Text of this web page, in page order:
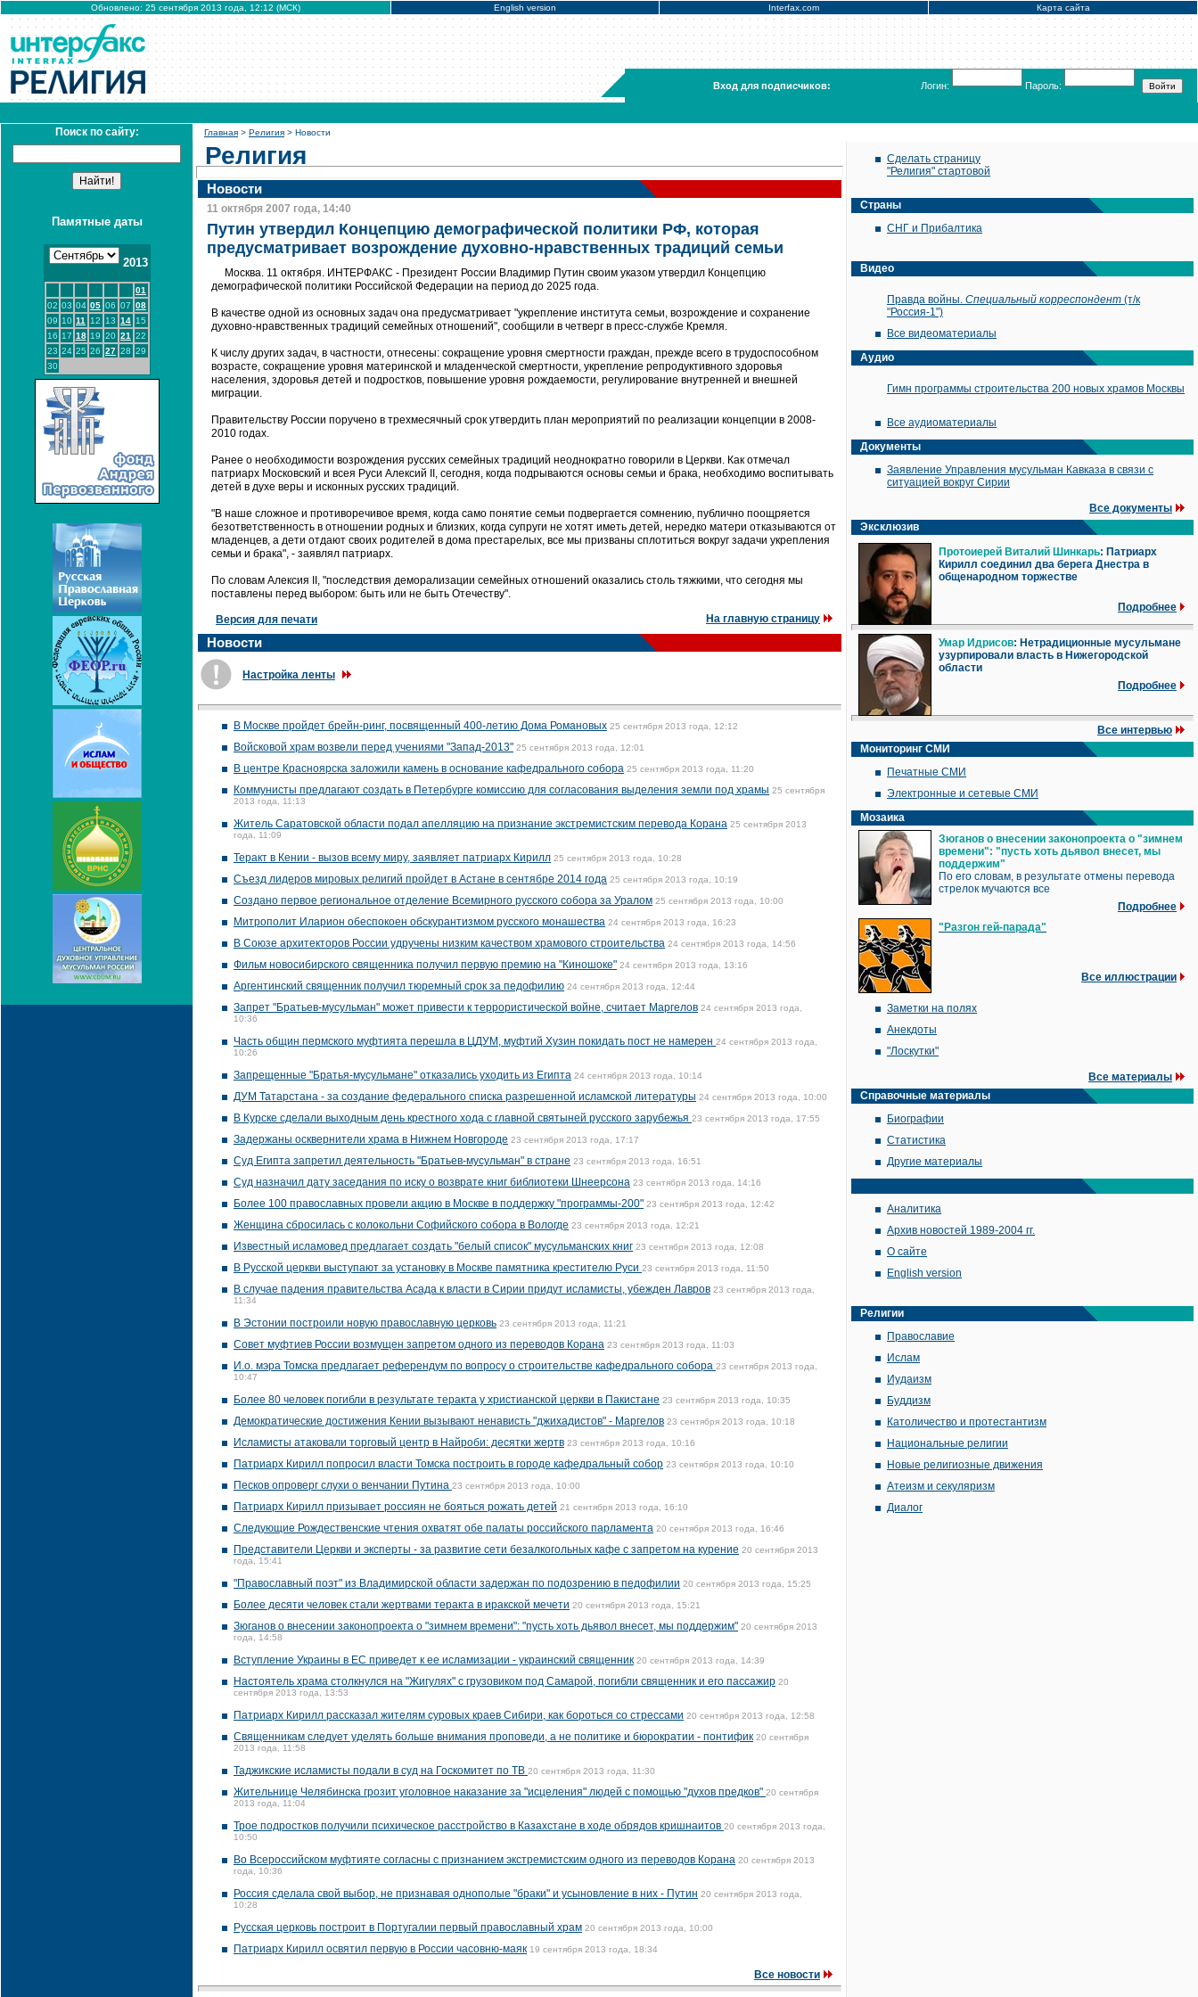
Обновлено: 25 сентября 2013 года, 12:12 (МСК) English version Interfax.com Карта сайта
Вход для подписчиков: Логин: Пароль:
Поиск по сайту:
Памятные даты
2013
01
02 03 04 05 06 07 08
09 10 11 12 13 14 15
16 17 18 19 20 21
22
23 24 25 26 27 28 29
30
Главная > Религия > Новости
Религия
Новости
11 октября 2007 года, 14:40
Путин утвердил Концепцию демографической политики РФ, которая
предусматривает возрождение духовно-нравственных традиций семьи
Москва. 11 октября. ИНТЕРФАКС - Президент России Владимир Путин своим указом утвердил Концепцию
демографической политики Российской Федерации на период до 2025 года.
В качестве одной из основных задач она предусматривает "укрепление института семьи, возрождение и сохранение
духовно-нравственных традиций семейных отношений", сообщили в четверг в пресс-службе Кремля.
К числу других задач, в частности, отнесены: сокращение уровня смертности граждан, прежде всего в трудоспособном
возрасте, сокращение уровня материнской и младенческой смертности, укрепление репродуктивного здоровья
населения, здоровья детей и подростков, повышение уровня рождаемости, регулирование внутренней и внешней
миграции.
Правительству России поручено в трехмесячный срок утвердить план мероприятий по реализации концепции в 2008-
2010 годах.
Ранее о необходимости возрождения русских семейных традиций неоднократно говорили в Церкви. Как отмечал
патриарх Московский и всея Руси Алексий II, сегодня, когда подрываются основы семьи и брака, необходимо воспитывать
детей в духе веры и исконных русских традиций.
"В наше сложное и противоречивое время, когда само понятие семьи подвергается сомнению, публично поощряется
безответственность в отношении родных и близких, когда супруги не хотят иметь детей, нередко матери отказываются от
младенцев, а дети отдают своих родителей в дома престарелых, все мы призваны сплотиться вокруг задачи укрепления
семьи и брака", - заявлял патриарх.
По словам Алексия II, "последствия деморализации семейных отношений оказались столь тяжкими, что сегодня мы
поставлены перед выбором: быть или не быть Отечеству".
Версия для печати На главную страницу
Новости
Настройка ленты
В Москве пройдет брейн-ринг, посвященный 400-летию Дома Романовых 25 сентября 2013 года, 12:12
Войсковой храм возвели перед учениями "Запад-2013" 25 сентября 2013 года, 12:01
В центре Красноярска заложили камень в основание кафедрального собора 25 сентября 2013 года, 11:20
Коммунисты предлагают создать в Петербурге комиссию для согласования выделения земли под храмы 25 сентября
2013 года, 11:13
Житель Саратовской области подал апелляцию на признание экстремистским перевода Корана 25 сентября 2013
года, 11:09
Теракт в Кении - вызов всему миру, заявляет патриарх Кирилл 25 сентября 2013 года, 10:28
Съезд лидеров мировых религий пройдет в Астане в сентябре 2014 года 25 сентября 2013 года, 10:19
Создано первое региональное отделение Всемирного русского собора за Уралом 25 сентября 2013 года, 10:00
Митрополит Иларион обеспокоен обскурантизмом русского монашества 24 сентября 2013 года, 16:23
В Союзе архитекторов России удручены низким качеством храмового строительства 24 сентября 2013 года, 14:56
Фильм новосибирского священника получил первую премию на "Киношоке" 24 сентября 2013 года, 13:16
Аргентинский священник получил тюремный срок за педофилию 24 сентября 2013 года, 12:44
Запрет "Братьев-мусульман" может привести к террористической войне, считает Маргелов 24 сентября 2013 года,
10:36
Часть общин пермского муфтията перешла в ЦДУМ, муфтий Хузин покидать пост не намерен 24 сентября 2013 года,
10:26
Запрещенные "Братья-мусульмане" отказались уходить из Египта 24 сентября 2013 года, 10:14
ДУМ Татарстана - за создание федерального списка разрешенной исламской литературы 24 сентября 2013 года, 10:00
В Курске сделали выходным день крестного хода с главной святыней русского зарубежья 23 сентября 2013 года, 17:55
Задержаны осквернители храма в Нижнем Новгороде 23 сентября 2013 года, 17:17
Суд Египта запретил деятельность "Братьев-мусульман" в стране 23 сентября 2013 года, 16:51
Суд назначил дату заседания по иску о возврате книг библиотеки Шнеерсона 23 сентября 2013 года, 14:16
Более 100 православных провели акцию в Москве в поддержку "программы-200" 23 сентября 2013 года, 12:42
Женщина сбросилась с колокольни Софийского собора в Вологде 23 сентября 2013 года, 12:21
Известный исламовед предлагает создать "белый список" мусульманских книг 23 сентября 2013 года, 12:08
В Русской церкви выступают за установку в Москве памятника крестителю Руси 23 сентября 2013 года, 11:50
В случае падения правительства Асада к власти в Сирии придут исламисты, убежден Лавров 23 сентября 2013 года,
11:34
В Эстонии построили новую православную церковь 23 сентября 2013 года, 11:21
Совет муфтиев России возмущен запретом одного из переводов Корана 23 сентября 2013 года, 11:03
И.о. мэра Томска предлагает референдум по вопросу о строительстве кафедрального собора 23 сентября 2013 года,
10:47
Более 80 человек погибли в результате теракта у христианской церкви в Пакистане 23 сентября 2013 года, 10:35
Демократические достижения Кении вызывают ненависть "джихадистов" - Маргелов 23 сентября 2013 года, 10:18
Исламисты атаковали торговый центр в Найроби: десятки жертв 23 сентября 2013 года, 10:16
Патриарх Кирилл попросил власти Томска построить в городе кафедральный собор 23 сентября 2013 года, 10:10
Песков опроверг слухи о венчании Путина 23 сентября 2013 года, 10:00
Патриарх Кирилл призывает россиян не бояться рожать детей 21 сентября 2013 года, 16:10
Следующие Рождественские чтения охватят обе палаты российского парламента 20 сентября 2013 года, 16:46
Представители Церкви и эксперты - за развитие сети безалкогольных кафе с запретом на курение 20 сентября 2013
года, 15:41
"Православный поэт" из Владимирской области задержан по подозрению в педофилии 20 сентября 2013 года, 15:25
Более десяти человек стали жертвами теракта в иракской мечети 20 сентября 2013 года, 15:21
Зюганов о внесении законопроекта о "зимнем времени": "пусть хоть дьявол внесет, мы поддержим" 20 сентября 2013
года, 14:58
Вступление Украины в ЕС приведет к ее исламизации - украинский священник 20 сентября 2013 года, 14:39
Настоятель храма столкнулся на "Жигулях" с грузовиком под Самарой, погибли священник и его пассажир 20
сентября 2013 года, 13:53
Патриарх Кирилл рассказал жителям суровых краев Сибири, как бороться со стрессами 20 сентября 2013 года, 12:58
Священникам следует уделять больше внимания проповеди, а не политике и бюрократии - понтифик 20 сентября
2013 года, 11:58
Таджикские исламисты подали в суд на Госкомитет по ТВ 20 сентября 2013 года, 11:30
Жительнице Челябинска грозит уголовное наказание за "исцеления" людей с помощью "духов предков" 20 сентября
2013 года, 11:04
Трое подростков получили психическое расстройство в Казахстане в ходе обрядов кришнаитов 20 сентября 2013 года,
10:50
Во Всероссийском муфтияте согласны с признанием экстремистским одного из переводов Корана 20 сентября 2013
года, 10:36
Россия сделала свой выбор, не признавая однополые "браки" и усыновление в них - Путин 20 сентября 2013 года,
10:28
Русская церковь построит в Португалии первый православный храм 20 сентября 2013 года, 10:00
Патриарх Кирилл освятил первую в России часовню-маяк 19 сентября 2013 года, 18:34
Все новости
Сделать страницу
"Религия" стартовой
Страны
СНГ и Прибалтика
Видео
Правда войны. Специальный корреспондент (т/к
"Россия-1")
Все видеоматериалы
Аудио
Гимн программы строительства 200 новых храмов Москвы
Все аудиоматериалы
Документы
Заявление Управления мусульман Кавказа в связи с
ситуацией вокруг Сирии
Все документы
Эксклюзив
Протоиерей Виталий Шинкарь: Патриарх
Кирилл соединил два берега Днестра в
общенародном торжестве
Подробнее
Умар Идрисов: Нетрадиционные мусульмане
узурпировали власть в Нижегородской
области
Подробнее
Все интервью
Мониторинг СМИ
Печатные СМИ
Электронные и сетевые СМИ
Мозаика
Зюганов о внесении законопроекта о "зимнем
времени": "пусть хоть дьявол внесет, мы
поддержим"
По его словам, в результате отмены перевода
стрелок мучаются все
Подробнее
"Разгон гей-парада"
Все иллюстрации
Заметки на полях
Анекдоты
"Лоскутки"
Все материалы
Справочные материалы
Биографии
Статистика
Другие материалы
Аналитика
Архив новостей 1989-2004 гг.
О сайте
English version
Религии
Православие
Ислам
Иудаизм
Буддизм
Католичество и протестантизм
Национальные религии
Новые религиозные движения
Атеизм и секуляризм
Диалог